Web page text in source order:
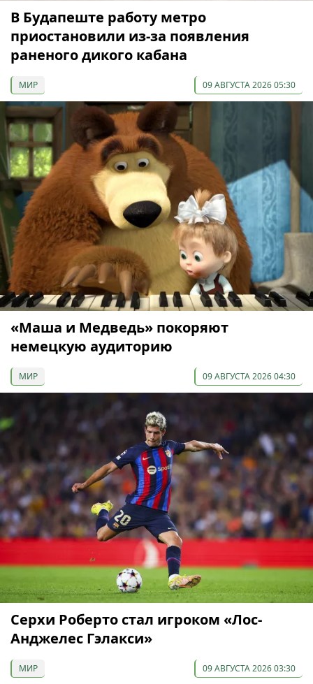
В Будапеште работу метро
приостановили из-за появления
раненого дикого кабана
МИР 09 АВГУСТА 2026 05:30
«Маша и Медведь» покоряют
немецкую аудиторию
МИР 09 АВГУСТА 2026 04:30
Серхи Роберто стал игроком «Лос-
Анджелес Гэлакси»
МИР 09 АВГУСТА 2026 03:30